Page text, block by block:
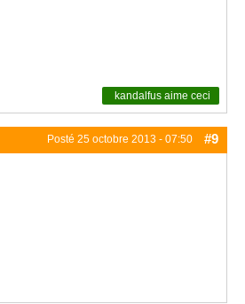
kandalfus aime ceci
Posté 25 octobre 2013 - 07:50 #9